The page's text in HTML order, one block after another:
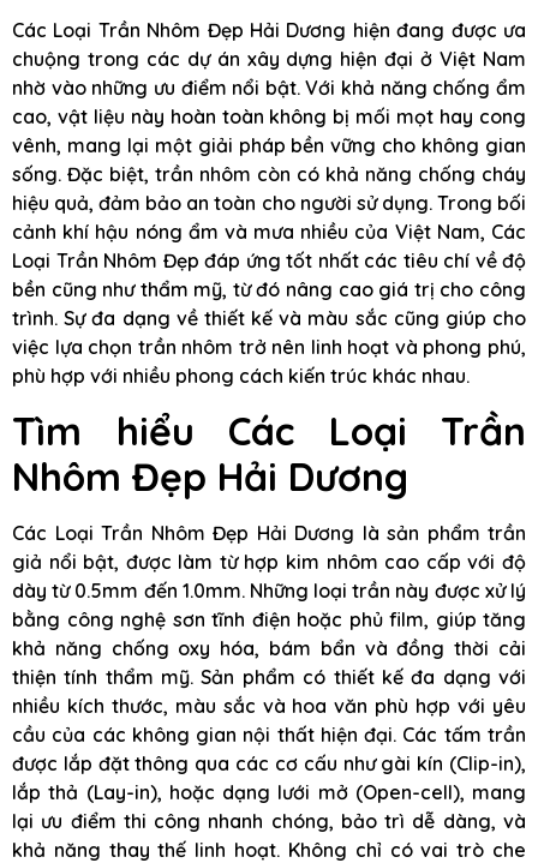
Các Loại Trần Nhôm Đẹp Hải Dương hiện đang được ưa
chuộng trong các dự án xây dựng hiện đại ở Việt Nam
nhờ vào những ưu điểm nổi bật. Với khả năng chống ẩm
cao, vật liệu này hoàn toàn không bị mối mọt hay cong
vênh, mang lại một giải pháp bền vững cho không gian
sống. Đặc biệt, trần nhôm còn có khả năng chống cháy
hiệu quả, đảm bảo an toàn cho người sử dụng. Trong bối
cảnh khí hậu nóng ẩm và mưa nhiều của Việt Nam, Các
Loại Trần Nhôm Đẹp đáp ứng tốt nhất các tiêu chí về độ
bền cũng như thẩm mỹ, từ đó nâng cao giá trị cho công
trình. Sự đa dạng về thiết kế và màu sắc cũng giúp cho
việc lựa chọn trần nhôm trở nên linh hoạt và phong phú,
phù hợp với nhiều phong cách kiến trúc khác nhau.
Tìm hiểu Các Loại Trần
Nhôm Đẹp Hải Dương
Các Loại Trần Nhôm Đẹp Hải Dương là sản phẩm trần
giả nổi bật, được làm từ hợp kim nhôm cao cấp với độ
dày từ 0.5mm đến 1.0mm. Những loại trần này được xử lý
bằng công nghệ sơn tĩnh điện hoặc phủ film, giúp tăng
khả năng chống oxy hóa, bám bẩn và đồng thời cải
thiện tính thẩm mỹ. Sản phẩm có thiết kế đa dạng với
nhiều kích thước, màu sắc và hoa văn phù hợp với yêu
cầu của các không gian nội thất hiện đại. Các tấm trần
được lắp đặt thông qua các cơ cấu như gài kín (Clip-in),
lắp thả (Lay-in), hoặc dạng lưới mở (Open-cell), mang
lại ưu điểm thi công nhanh chóng, bảo trì dễ dàng, và
khả năng thay thế linh hoạt. Không chỉ có vai trò che